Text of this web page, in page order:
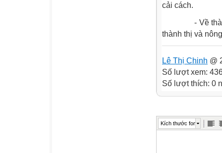
cải cách.
- Về
thành thị và
Lê Thị Chinh @
Số lượt xem:
Số lượt thích: 0
Kích thước font